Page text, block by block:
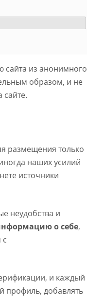
сайта из анонимного
образом, и не
размещения только
наших усилий
источники
неудобства и
о себе,
с
и каждый
профиль, добавлять